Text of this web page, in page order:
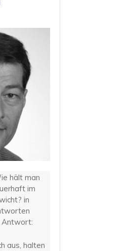
hält man
im
in
Antwort:
aus, halten